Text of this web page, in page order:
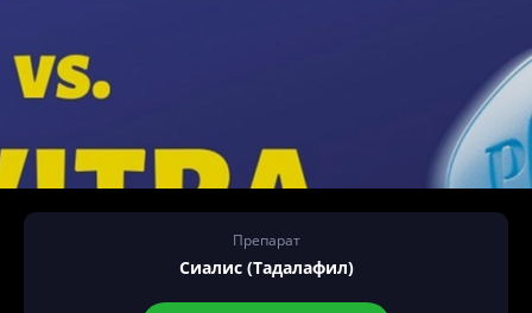
Препарат
Сиалис (Тадалафил)